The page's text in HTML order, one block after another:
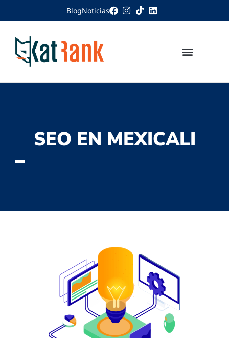
BlogNoticias
SEO EN MEXICALI